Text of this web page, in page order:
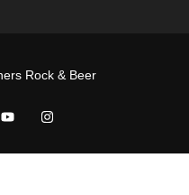
Rock & Beer